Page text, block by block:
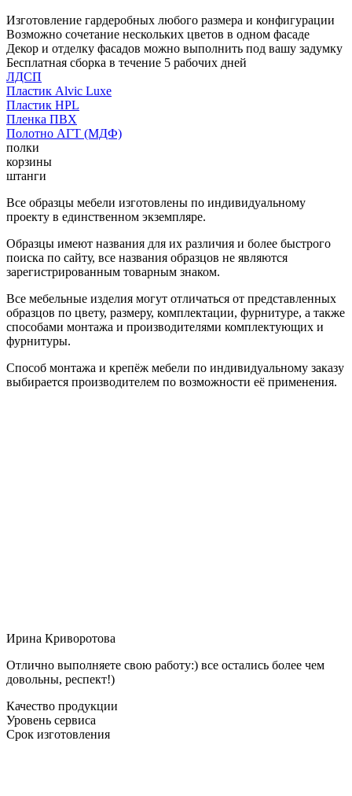
Изготовление гардеробных любого размера и конфигурации
Возможно сочетание нескольких цветов в одном фасаде
Декор и отделку фасадов можно выполнить под вашу задумку
Бесплатная сборка в течение 5 рабочих дней
ЛДСП
Пластик Alvic Luxe
Пластик HPL
Пленка ПВХ
Полотно АГТ (МДФ)
полки
корзины
штанги
Все образцы мебели изготовлены по индивидуальному
проекту в единственном экземпляре.
Образцы имеют названия для их различия и более быстрого
поиска по сайту, все названия образцов не являются
зарегистрированным товарным знаком.
Все мебельные изделия могут отличаться от представленных
образцов по цвету, размеру, комплектации, фурнитуре, а также
способами монтажа и производителями комплектующих и
фурнитуры.
Способ монтажа и крепёж мебели по индивидуальному заказу
выбирается производителем по возможности её применения.
Ирина Криворотова
Отлично выполняете свою работу:) все остались более чем
довольны, респект!)
Качество продукции
Уровень сервиса
Срок изготовления